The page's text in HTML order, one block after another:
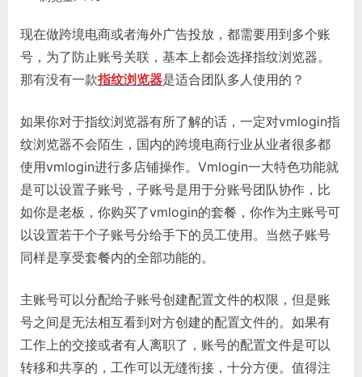
现在做跨境电商或者海外广告投放，都需要用到多个账
号，为了防止账号关联，基本上都会选择指纹浏览器。
那有没有一款指纹浏览器是适合团队多人使用的？
如果你对于指纹浏览器有所了解的话，一定对vmlogin指
纹浏览器不会陌生，国内的跨境电商行业从业者很多都
使用vmlogin进行多店铺操作。Vmlogin一大特色功能就
是可以设置子账号，子账号是用于分账号团队协作，比
如你是老板，你购买了vmlogin的套餐，你作为主账号可
以设置若干个子账号分给手下的员工使用。当然子账号
同样是享受套餐内的全部功能的。
主账号可以分配给子账号创建配置文件的权限，但是账
号之间是无法相互看到对方创建的配置文件的。如果有
工作上的交接或者有人离职了，账号的配置文件是可以
转移和共享的，工作可以无缝衔接，十分方便。值得注